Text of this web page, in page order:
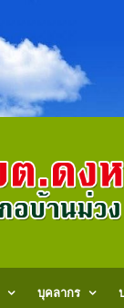
บุคลากร